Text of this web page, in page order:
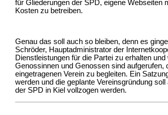
für Gliederungen der SPD, eigene Webseiten
Kosten zu betreiben.
Genau das soll auch so bleiben, denn es
Schröder, Hauptadministrator der
Dienstleistungen für die Partei zu erhalten
Genossinnen und Genossen sind
eingetragenen Verein zu begleiten. Ein
werden und die geplante Vereinsgründung
der SPD in Kiel vollzogen werden.